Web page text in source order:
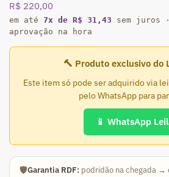
R$ 220,00
em até 7x de R$ 31,43 sem juros
aprovação na hora
🔨 Produto exclusivo do
Este item só pode ser adquirido via
pelo WhatsApp para
📱 WhatsApp
🛡️Garantia RDF: podridão na chegada →